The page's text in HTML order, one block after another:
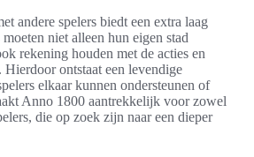
andere spelers biedt een extra laag
niet alleen hun eigen stad
rekening houden met de acties en
Hierdoor ontstaat een levendige
elkaar kunnen ondersteunen of
Anno 1800 aantrekkelijk voor zowel
die op zoek zijn naar een dieper